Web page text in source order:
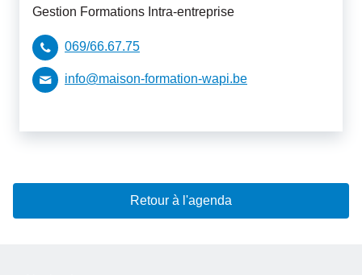
Gestion Formations Intra-entreprise
069/66.67.75
info@maison-formation-wapi.be
Retour à l'agenda